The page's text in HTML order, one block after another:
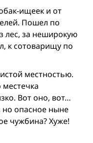
ищеек и от
Пошел по
лес, за неширокую
к сотоварищу по
местностью.
Вот оно, вот…
но опасное ныне
чужбина? Хуже!